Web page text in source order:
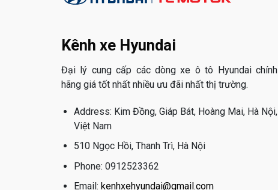
Kênh xe Hyundai
Đại lý cung cấp các dòng xe ô tô Hyundai chính
hãng giá tốt nhất nhiều ưu đãi nhất thị trường.
Address: Kim Đồng, Giáp Bát, Hoàng Mai, Hà Nội,
Việt Nam
510 Ngọc Hồi, Thanh Trì, Hà Nội
Phone: 0912523362
Email: kenhxehyundai@gmail.com